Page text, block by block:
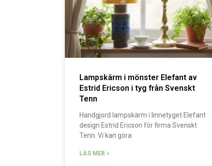
Lampskärm i mönster Elefant av
Estrid Ericson i tyg från Svenskt
Tenn
Handgjord lampskärm i linnetyget Elefant
design Estrid Ericson för firma Svenskt
Tenn. Vi kan göra
LÄS MER »